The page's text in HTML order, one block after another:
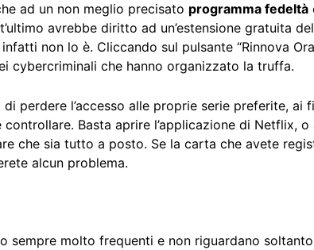
ad un non meglio precisato programma fedeltà
avrebbe diritto ad un’estensione gratuita
non lo è. Cliccando sul pulsante “Rinnova
cybercriminali che hanno organizzato la truffa.
di perdere l’accesso alle proprie serie preferite,
Basta aprire l’applicazione di Netflix,
che sia tutto a posto. Se la carta che avete
alcun problema.
sempre molto frequenti e non riguardano